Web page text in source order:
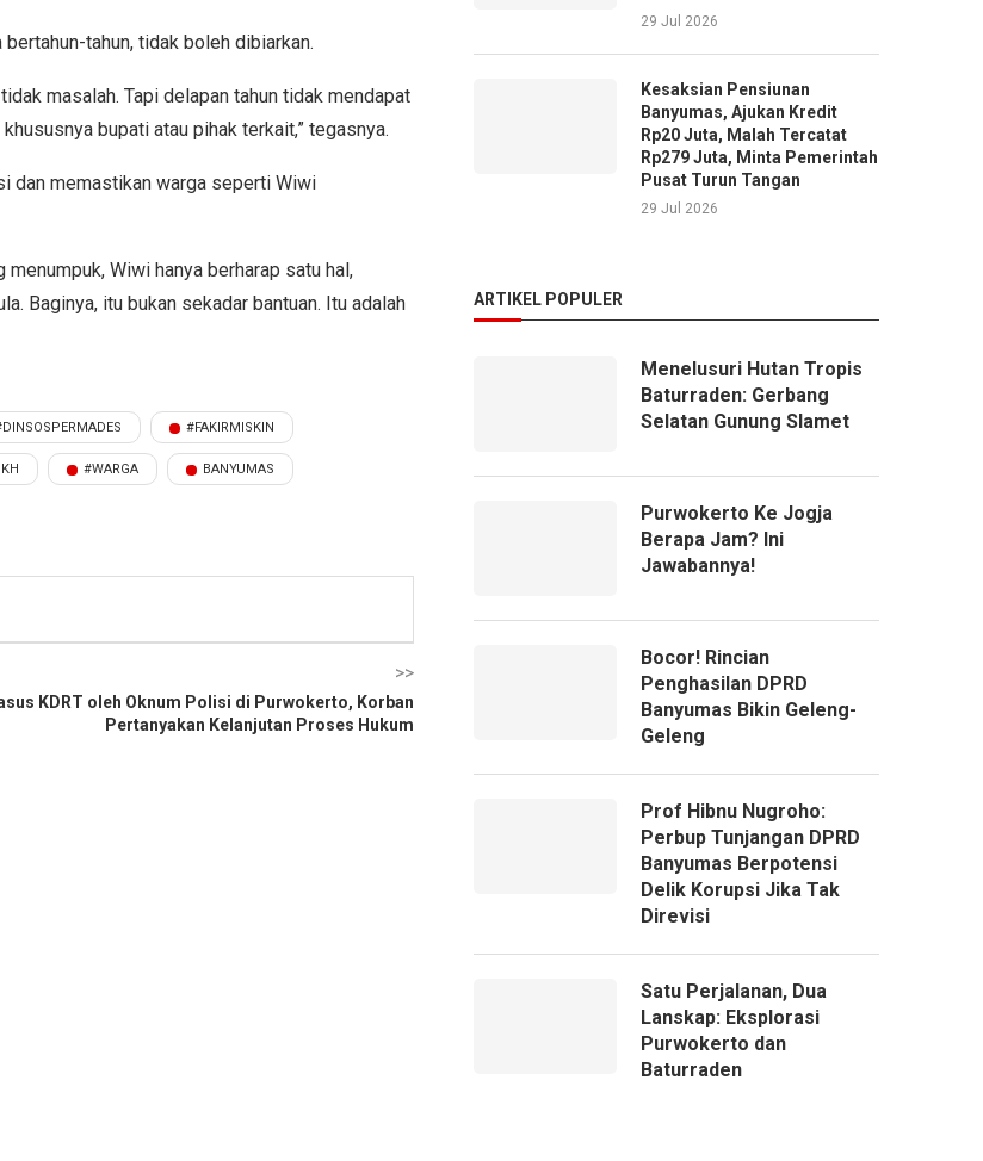
tahun, tidak boleh dibiarkan.
masalah. Tapi delapan tahun tidak mendapat
bupati atau pihak terkait,” tegasnya.
dan memastikan warga seperti Wiwi
Wiwi hanya berharap satu hal,
Baginya, itu bukan sekadar bantuan. Itu adalah
#FAKIRMISKIN
#WARGA BANYUMAS
>>
KDRT oleh Oknum Polisi di Purwokerto, Korban
Pertanyakan Kelanjutan Proses Hukum
29 Jul 2026
Kesaksian Pensiunan
Banyumas, Ajukan Kredit
Rp20 Juta, Malah Tercatat
Rp279 Juta, Minta Pemerintah
Pusat Turun Tangan
29 Jul 2026
ARTIKEL POPULER
Menelusuri Hutan Tropis
Baturraden: Gerbang
Selatan Gunung Slamet
Purwokerto Ke Jogja
Berapa Jam? Ini
Jawabannya!
Bocor! Rincian
Penghasilan DPRD
Banyumas Bikin Geleng-
Geleng
Prof Hibnu Nugroho:
Perbup Tunjangan DPRD
Banyumas Berpotensi
Delik Korupsi Jika Tak
Direvisi
Satu Perjalanan, Dua
Lanskap: Eksplorasi
Purwokerto dan
Baturraden